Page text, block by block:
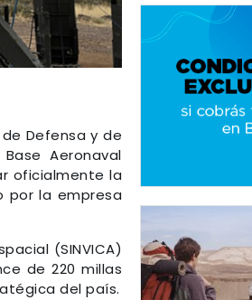
Defensa y de
Aeronaval
oficialmente la
por la empresa
(SINVICA)
de 220 millas
del país.